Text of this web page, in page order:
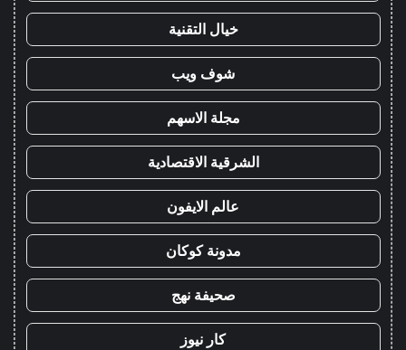
خيال التقنية
شوف ويب
مجلة الاسهم
الشرقية الاقتصادية
عالم الايفون
مدونة كوكان
صحيفة نهج
كار نيوز